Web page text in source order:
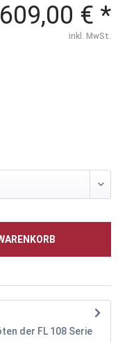
609,00 € *
inkl. MwSt.
der FL 108 Serie